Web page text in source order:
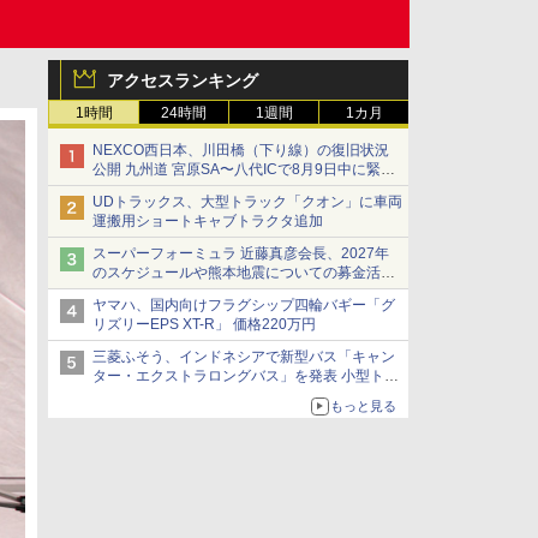
アクセスランキング
1時間 24時間 1週間 1カ月
NEXCO西日本、川田橋（下り線）の復旧状況
公開 九州道 宮原SA〜八代ICで8月9日中に緊急
車両を通行可能に
UDトラックス、大型トラック「クオン」に車両
運搬用ショートキャブトラクタ追加
スーパーフォーミュラ 近藤真彦会長、2027年
のスケジュールや熊本地震についての募金活動
を紹介
ヤマハ、国内向けフラグシップ四輪バギー「グ
リズリーEPS XT-R」 価格220万円
三菱ふそう、インドネシアで新型バス「キャン
ター・エクストラロングバス」を発表 小型トラ
ックベースの観光・旅客輸送向けバス
もっと見る